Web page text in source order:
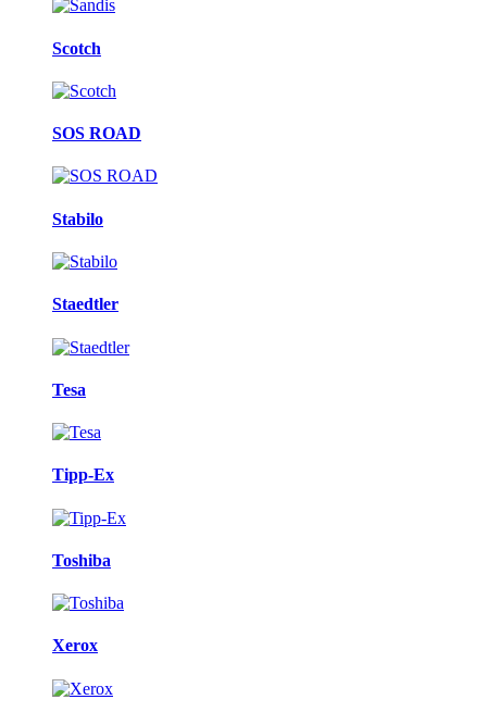
Scotch
SOS ROAD
Stabilo
Staedtler
Tesa
Tipp-Ex
Toshiba
Xerox